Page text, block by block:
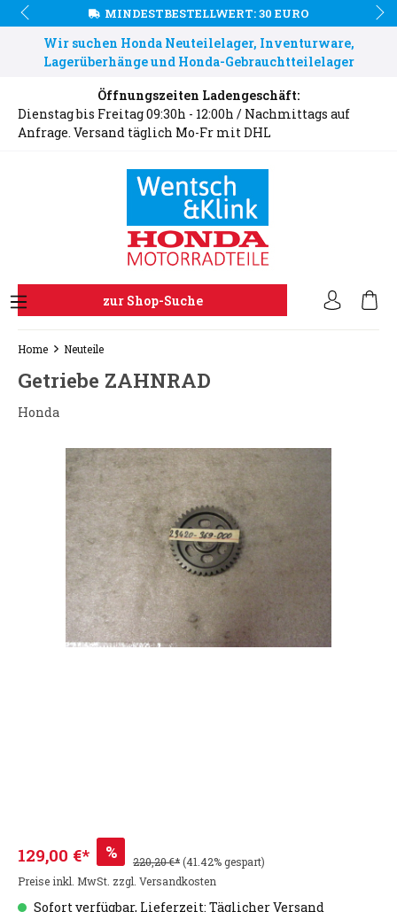
MINDESTBESTELLWERT: 30 EURO
Wir suchen Honda Neuteilelager, Inventurware,
Lagerüberhänge und Honda-Gebrauchtteilelager
Öffnungszeiten Ladengeschäft:
Dienstag bis Freitag 09:30h - 12:00h / Nachmittags auf
Anfrage. Versand täglich Mo-Fr mit DHL
zur Shop-Suche
Home Neuteile
Getriebe ZAHNRAD
Honda
129,00 €* % 220,20 €*(41.42% gespart)
Preise inkl. MwSt. zzgl. Versandkosten
Sofort verfügbar, Lieferzeit: Täglicher Versand